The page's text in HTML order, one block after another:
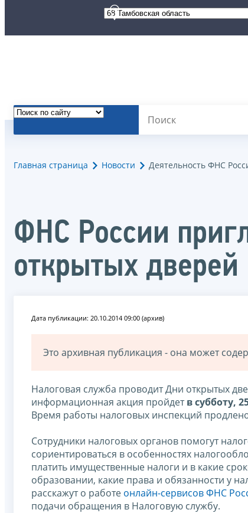
Главная страница Новости Деятельность ФНС
ФНС России
открытых дверей
Дата публикации: 20.10.2014 09:00 (архив)
Это архивная публикация - она может
Налоговая служба проводит Дни открытых
информационная акция пройдетв субботу,
Время работы налоговых инспекций
Сотрудники налоговых органов помогут
сориентироваться в особенностях
платить имущественные налоги и в какие
образовании, какие права и обязанности у
расскажут о работе онлайн-сервисов ФНС
подачи обращения в Налоговую службу.